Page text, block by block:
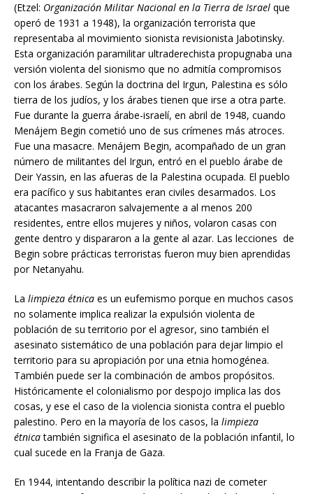
(Etzel: Organización Militar Nacional en la Tierra de Israel que
operó de 1931 a 1948), la organización terrorista que
representaba al movimiento sionista revisionista Jabotinsky.
Esta organización paramilitar ultraderechista propugnaba una
versión violenta del sionismo que no admitía compromisos
con los árabes. Según la doctrina del Irgun, Palestina es sólo
tierra de los judíos, y los árabes tienen que irse a otra parte.
Fue durante la guerra árabe-israelí, en abril de 1948, cuando
Menájem Begin cometió uno de sus crímenes más atroces.
Fue una masacre. Menájem Begin, acompañado de un gran
número de militantes del Irgun, entró en el pueblo árabe de
Deir Yassin, en las afueras de la Palestina ocupada. El pueblo
era pacífico y sus habitantes eran civiles desarmados. Los
atacantes masacraron salvajemente a al menos 200
residentes, entre ellos mujeres y niños, volaron casas con
gente dentro y dispararon a la gente al azar. Las lecciones de
Begin sobre prácticas terroristas fueron muy bien aprendidas
por Netanyahu.
La limpieza étnica es un eufemismo porque en muchos casos
no solamente implica realizar la expulsión violenta de
población de su territorio por el agresor, sino también el
asesinato sistemático de una población para dejar limpio el
territorio para su apropiación por una etnia homogénea.
También puede ser la combinación de ambos propósitos.
Históricamente el colonialismo por despojo implica las dos
cosas, y ese el caso de la violencia sionista contra el pueblo
palestino. Pero en la mayoría de los casos, la limpieza
étnicatambién significa el asesinato de la población infantil, lo
cual sucede en la Franja de Gaza.
En 1944, intentando describir la política nazi de cometer